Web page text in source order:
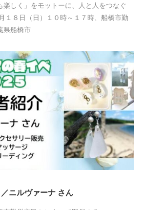
楽しく」をモットーに、人と人をつなぐ
１８日（日）１０時～１７時、船橋市勤
県船橋市…
ニルヴァーナ さん